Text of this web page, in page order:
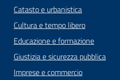
Catasto e urbanistica
Cultura e tempo libero
Educazione e formazione
Giustizia e sicurezza pubblica
Imprese e commercio